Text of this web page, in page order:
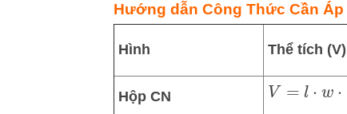
Hướng dẫn Công Thức Cần Áp
Hình Thể tích (V)
Hộp CN V =l⋅ w ⋅ h